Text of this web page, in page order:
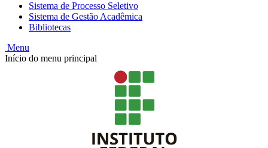
Sistema de Processo Seletivo
Sistema de Gestão Acadêmica
Bibliotecas
Menu
Início do menu principal